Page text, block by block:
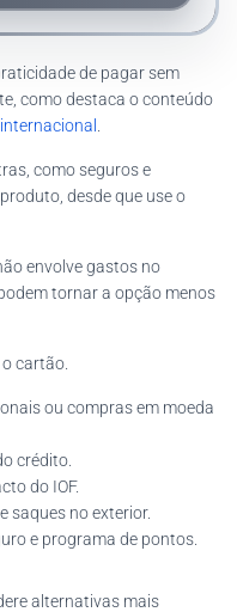
de pagar sem
como destaca o conteúdo
como seguros e
desde que use o
envolve gastos no
tornar a opção menos
cartão.
ou compras em moeda
crédito.
do IOF.
saques no exterior.
e programa de pontos.
alternativas mais